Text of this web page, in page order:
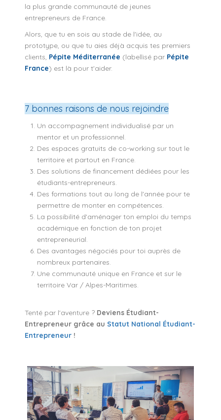
la plus grande communauté de jeunes
entrepreneurs de France.
Alors, que tu en sois au stade de l'idée, au
prototype, ou que tu aies déjà acquis tes premiers
clients, Pépite Méditerranée (labellisé par Pépite
France) est là pour t'aider.
7 bonnes raisons de nous rejoindre
Un accompagnement individualisé par un
mentor et un professionnel.
Des espaces gratuits de co-working sur tout le
territoire et partout en France.
Des solutions de financement dédiées pour les
étudiants-entrepreneurs.
Des formations tout au long de l'année pour te
permettre de monter en compétences.
La possibilité d'aménager ton emploi du temps
académique en fonction de ton projet
entrepreneurial.
Des avantages négociés pour toi auprès de
nombreux partenaires.
Une communauté unique en France et sur le
territoire Var / Alpes-Maritimes.
Tenté par l'aventure ? Deviens Étudiant-
Entrepreneur grâce au Statut National Étudiant-
Entrepreneur !